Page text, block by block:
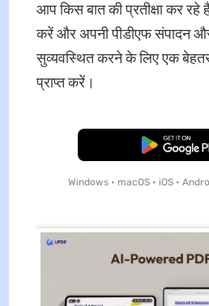
आप किस बात की प्रतीक्षा कर रहे
करें और अपनी पीडीएफ संपादन और
सुव्यवस्थित करने के लिए एक
प्राप्त करें।
मुफ्त डाउनलोड
Windows • macOS • iOS •